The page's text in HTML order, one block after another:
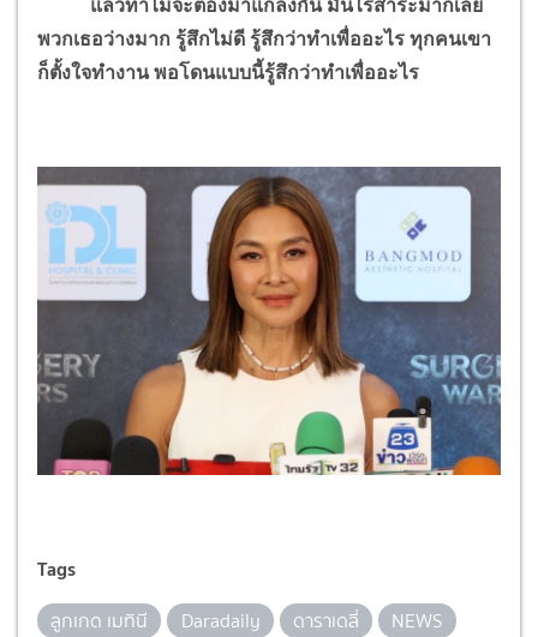
แล้วทำไมจะต้องมาแกล้งกัน มันไร้สาระมากเลย
พวกเธอว่างมาก รู้สึกไม่ดี รู้สึกว่าทำเพื่ออะไร ทุกคนเขา
ก็ตั้งใจทำงาน พอโดนแบบนี้รู้สึกว่าทำเพื่ออะไร
Tags
ลูกเกด เมทินี Daradaily ดาราเดลี่
NEWS